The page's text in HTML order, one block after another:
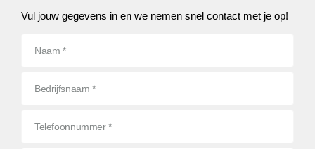
Vul jouw gegevens in en we nemen snel contact met je op!